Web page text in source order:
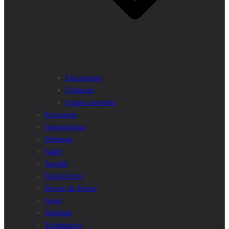
Chroniques
Critiques
Lettres ouvertes
Economie
International
Politique
Santé
Société
Faits Divers
Revue de Presse
Sport
Stratégie
Technology